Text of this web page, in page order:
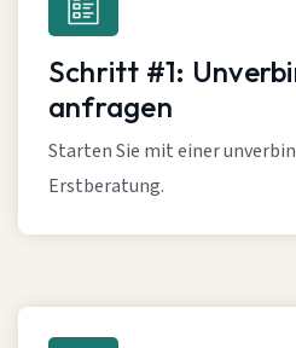
Schritt #1:
anfragen
Starten Sie mit einer
Erstberatung.